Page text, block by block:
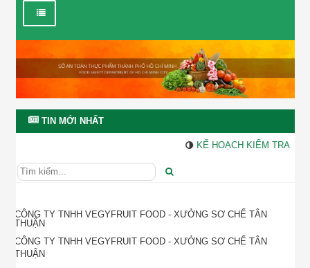
TIN MỚI NHẤT
KẾ HOẠCH KIỂM TRA,
CÔNG TY TNHH VEGYFRUIT FOOD - XƯỞNG SƠ CHẾ TÂN
THUẬN
CÔNG TY TNHH VEGYFRUIT FOOD - XƯỞNG SƠ CHẾ TÂN
THUẬN